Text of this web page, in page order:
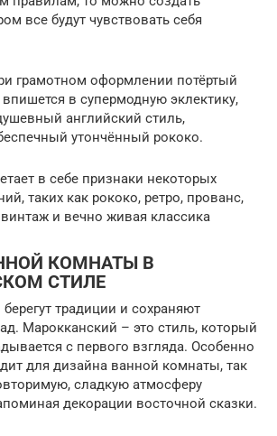
все будут чувствовать себя
грамотном оформлении потёртый
в супермодную эклектику,
английский стиль,
утончённый рококо.
в себе признаки некоторых
таких как рококо, ретро, прованс,
и вечно живая классика
КОМНАТЫ В
СТИЛЕ
традиции и сохраняют
Марокканский – это стиль, который
с первого взгляда. Особенно
для дизайна ванной комнаты, так
сладкую атмосферу
декорации восточной сказки.